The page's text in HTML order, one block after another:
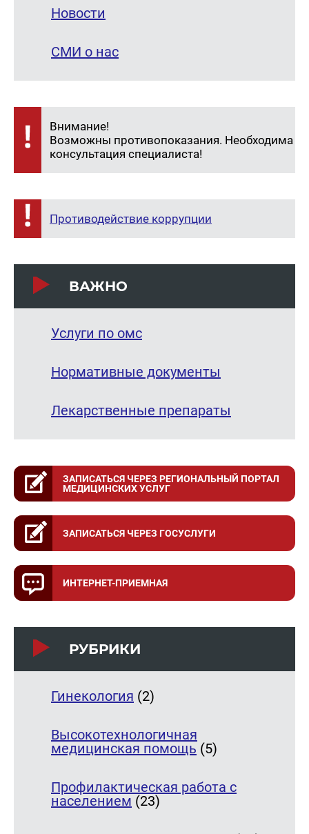
Новости
СМИ о нас
Внимание!
Возможны противопоказания. Необходима
консультация специалиста!
Противодействие коррупции
ВАЖНО
Услуги по омс
Нормативные документы
Лекарственные препараты
ЗАПИСАТЬСЯ ЧЕРЕЗ РЕГИОНАЛЬНЫЙ ПОРТАЛ
МЕДИЦИНСКИХ УСЛУГ
ЗАПИСАТЬСЯ ЧЕРЕЗ ГОСУСЛУГИ
ИНТЕРНЕТ-ПРИЕМНАЯ
РУБРИКИ
Гинекология (2)
Высокотехнологичная
медицинская помощь (5)
Профилактическая работа с
населением (23)